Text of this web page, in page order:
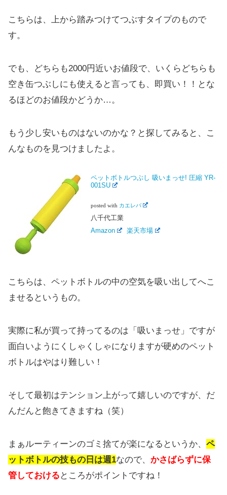
こちらは、上から踏みつけてつぶすタイプのもので
す。
でも、どちらも2000円近いお値段で、いくらどちらも
空き缶つぶしにも使えると言っても、即買い！！とな
るほどのお値段かどうか…。
もう少し安いものはないのかな？と探してみると、こ
んなものを見つけましたよ。
ペットボトルつぶし 吸いまっせ! 圧縮 YR-
001SU
posted with カエレバ
八千代工業
Amazon
楽天市場
こちらは、ペットボトルの中の空気を吸い出してへこ
ませるというもの。
実際に私が買って持ってるのは「吸いまっせ」ですが
面白いようにくしゃくしゃになりますが硬めのペット
ボトルはやはり難しい！
そして最初はテンション上がって嬉しいのですが、だ
んだんと飽きてきますね（笑）
まぁルーティーンのゴミ捨てが楽になるというか、 ペ
ットボトルの技もの日は週1なので、 かさばらずに保
管しておける ところがポイントですね！